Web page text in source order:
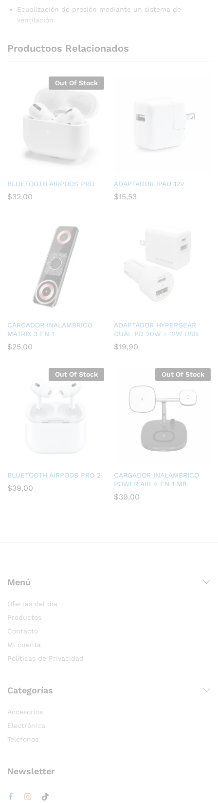
Ecualización de presión mediante un sistema de
ventilación
Productoos Relacionados
Out Of Stock
BLUETOOTH AIRPODS PRO
$32,00
ADAPTADOR IPAD 12V
$15,53
CARGADOR INALAMBRICO
MATRIX 3 EN 1
$25,00
ADAPTADOR HYPERGEAR
DUAL PD 20W + 12W USB
$19,90
Out Of Stock
BLUETOOTH AIRPODS PRO 2
$39,00
Out Of Stock
CARGADOR INALAMBRICO
POWER AIR 4 EN 1 M8
$39,00
Menú
Ofertas del día
Productos
Contacto
Mi cuenta
Políticas de Privacidad
Categorías
Accesorios
Electrónica
Teléfonos
Newsletter